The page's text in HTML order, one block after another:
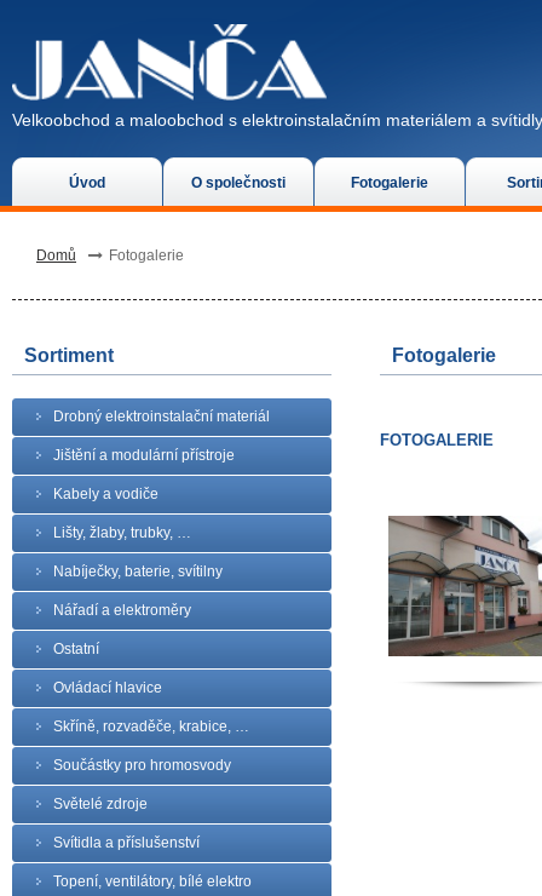
Úvod O společnosti Fotogalerie
Velkoobchod a maloobchod s elektroinstalačním materiálem a
Domů Fotogalerie
Sortiment
Drobný elektroinstalační materiál
Jištění a modulární přístroje
Kabely a vodiče
Lišty, žlaby, trubky, …
Nabíječky, baterie, svítilny
Nářadí a elektroměry
Ostatní
Ovládací hlavice
Skříně, rozvaděče, krabice, …
Součástky pro hromosvody
Světelé zdroje
Svítidla a příslušenství
Topení, ventilátory, bílé elektro
Fotogalerie
FOTOGALERIE